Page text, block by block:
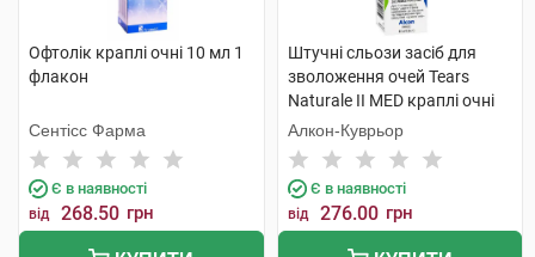
Офтолік краплі очні 10 мл 1
флакон
Сентісс Фарма
Є в наявності
від 268.50 грн
Штучні сльози засіб для
зволоження очей Tears
Naturale II MED краплі очні
15 мл 1 флакон
Алкон-Куврьор
Є в наявності
від 276.00 грн